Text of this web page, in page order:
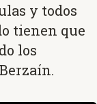
y todos
tienen que
los